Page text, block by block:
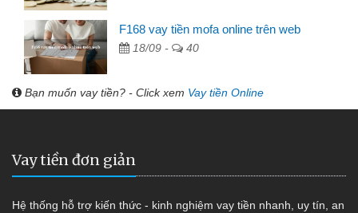
F168 vay tiền mofa online trên web
18/09 - 40
Bạn muốn vay tiền? - Click xem Vay tiền Online
Vay tiền đơn giản
Hệ thống hỗ trợ kiến thức - kinh nghiệm vay tiền nhanh, uy tín, an